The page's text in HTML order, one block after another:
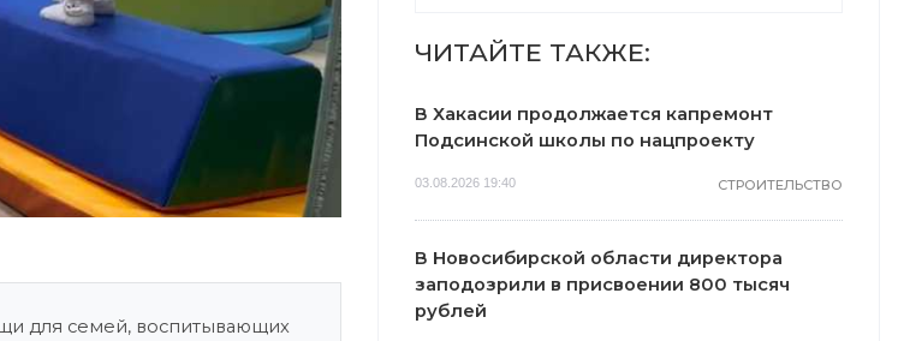
для семей, воспитывающих
ЧИТАЙТЕ ТАКЖЕ:
В Хакасии продолжается капремонт
Подсинской школы по нацпроекту
03.08.2026 19:40 СТРОИТЕЛЬСТВО
В Новосибирской области директора
заподозрили в присвоении 800 тысяч
рублей